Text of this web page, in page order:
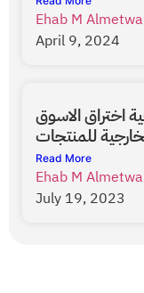
Ehab M
April 9, 2024
اختراق الاسوق
للمنتجات
Read More
Ehab M
July 19, 2023